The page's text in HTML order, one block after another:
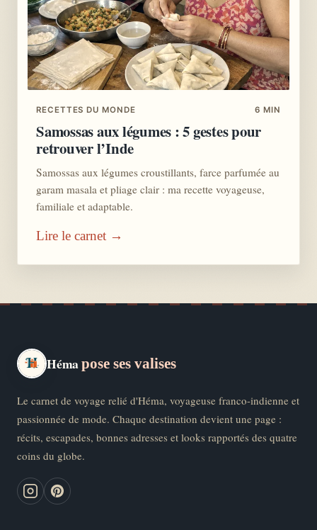
RECETTES DU MONDE 6 MIN
Samossas aux légumes : 5 gestes pour
retrouver l’Inde
Samossas aux légumes croustillants, farce parfumée au
garam masala et pliage clair : ma recette voyageuse,
familiale et adaptable.
Lire le carnet →
Hémapose ses valises
Le carnet de voyage relié d'Héma, voyageuse franco-indienne et
passionnée de mode. Chaque destination devient une page :
récits, escapades, bonnes adresses et looks rapportés des quatre
coins du globe.